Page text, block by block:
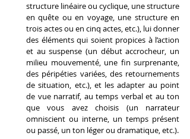
structure linéaire ou cyclique, une structure
en quête ou en voyage, une structure en
trois actes ou en cinq actes, etc.), lui donner
des éléments qui soient propices à l’action
et au suspense (un début accrocheur, un
milieu mouvementé, une fin surprenante,
des péripéties variées, des retournements
de situation, etc.), et les adapter au point
de vue narratif, au temps verbal et au ton
que vous avez choisis (un narrateur
omniscient ou interne, un temps présent
ou passé, un ton léger ou dramatique, etc.).